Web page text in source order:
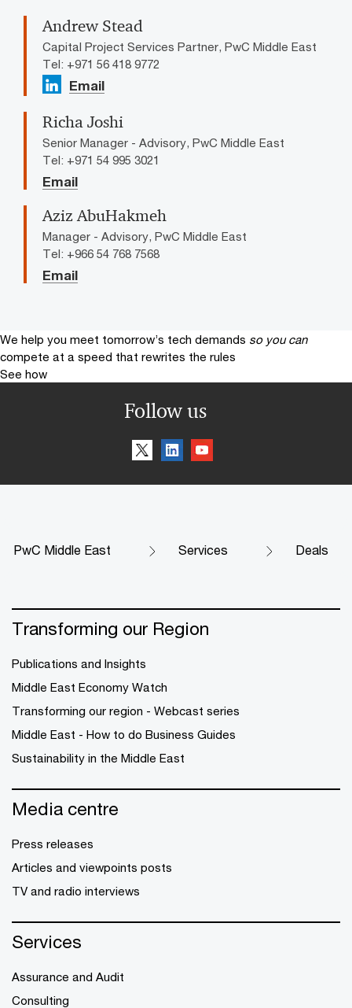
Andrew Stead
Capital Project Services Partner, PwC Middle East
Tel: +971 56 418 9772
Email
Richa Joshi
Senior Manager - Advisory, PwC Middle East
Tel: +971 54 995 3021
Email
Aziz AbuHakmeh
Manager - Advisory, PwC Middle East
Tel: +966 54 768 7568
Email
We help you meet tomorrow’s tech demands so you can
compete at a speed that rewrites the rules
See how
Follow us
PwC Middle East Services Deals
Transforming our Region
Publications and Insights
Middle East Economy Watch
Transforming our region - Webcast series
Middle East - How to do Business Guides
Sustainability in the Middle East
Media centre
Press releases
Articles and viewpoints posts
TV and radio interviews
Services
Assurance and Audit
Consulting